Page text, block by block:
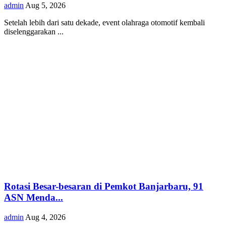
admin Aug 5, 2026
Setelah lebih dari satu dekade, event olahraga otomotif kembali
diselenggarakan ...
Rotasi Besar-besaran di Pemkot Banjarbaru, 91
ASN Menda...
admin Aug 4, 2026